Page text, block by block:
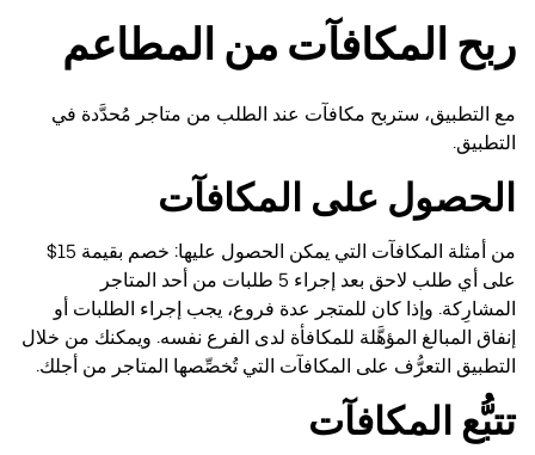
ربح المكافآت من المطاعم
مع التطبيق، ستربح مكافآت عند الطلب من متاجر مُحدَّدة في
التطبيق.
الحصول على المكافآت
من أمثلة المكافآت التي يمكن الحصول عليها: خصم بقيمة 15‏$
على أي طلب لاحق بعد إجراء 5 طلبات من أحد المتاجر
المشارِكة. وإذا كان للمتجر عدة فروع، يجب إجراء الطلبات أو
إنفاق المبالغ المؤهَّلة للمكافأة لدى الفرع نفسه. ويمكنك من خلال
التطبيق التعرُّف على المكافآت التي تُخصِّصها المتاجر من أجلك.
تتبُّع المكافآت